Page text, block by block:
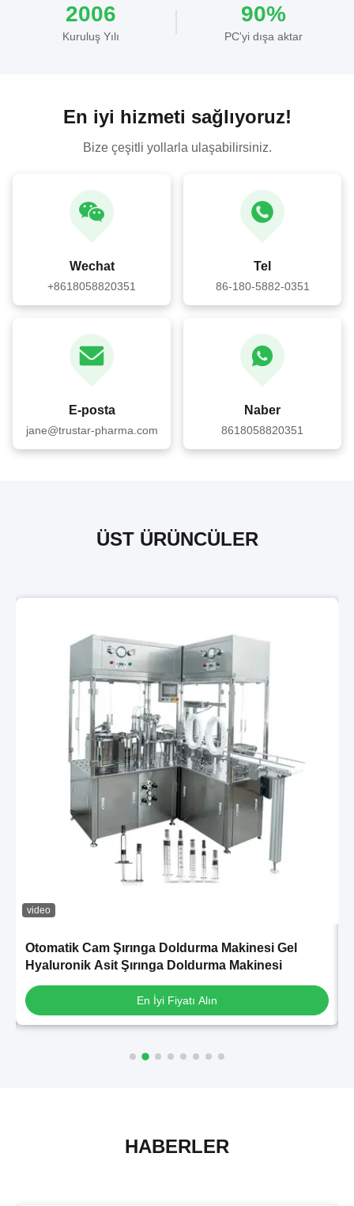
2006
Kuruluş Yılı
90%
PC'yi dışa aktar
En iyi hizmeti sağlıyoruz!
Bize çeşitli yollarla ulaşabilirsiniz.
Wechat
+8618058820351
Tel
86-180-5882-0351
E-posta
jane@trustar-pharma.com
Naber
8618058820351
ÜST ÜRÜNCÜLER
video
Otomatik Cam Şırınga Doldurma Makinesi Gel
Hyaluronik Asit Şırınga Doldurma Makinesi
En İyi Fiyatı Alın
HABERLER